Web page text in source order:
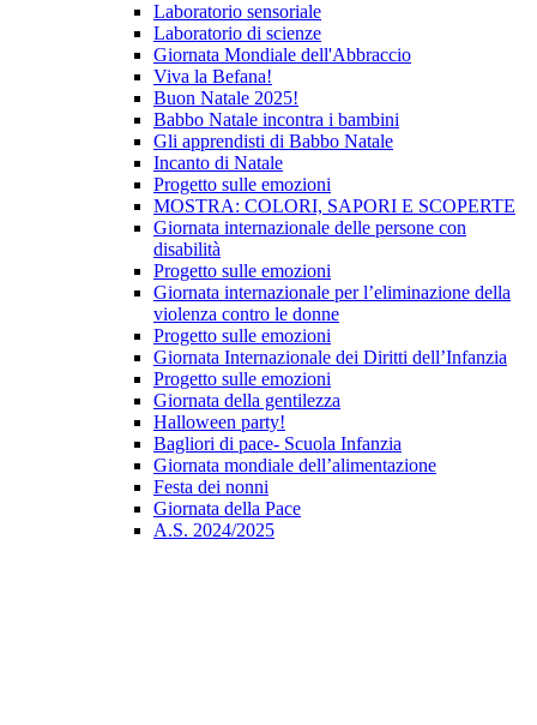
Laboratorio sensoriale
Laboratorio di scienze
Giornata Mondiale dell'Abbraccio
Viva la Befana!
Buon Natale 2025!
Babbo Natale incontra i bambini
Gli apprendisti di Babbo Natale
Incanto di Natale
Progetto sulle emozioni
MOSTRA: COLORI, SAPORI E SCOPERTE
Giornata internazionale delle persone con
disabilità
Progetto sulle emozioni
Giornata internazionale per l’eliminazione della
violenza contro le donne
Progetto sulle emozioni
Giornata Internazionale dei Diritti dell’Infanzia
Progetto sulle emozioni
Giornata della gentilezza
Halloween party!
Bagliori di pace- Scuola Infanzia
Giornata mondiale dell’alimentazione
Festa dei nonni
Giornata della Pace
A.S. 2024/2025